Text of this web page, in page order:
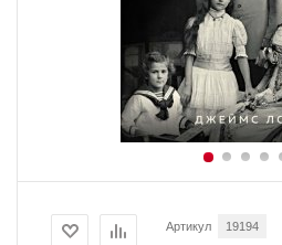
Артикул 19194